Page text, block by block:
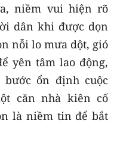
niềm vui hiện rõ
dân khi được dọn
nỗi lo mưa dột, gió
yên tâm lao động,
ổn định cuộc
căn nhà kiên cố
là niềm tin để bắt